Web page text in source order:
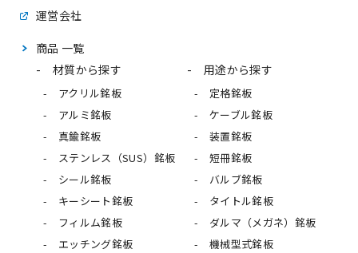
運営会社
商品 一覧
材質から探す
アクリル銘板
アルミ銘板
真鍮銘板
ステンレス（SUS）銘板
シール銘板
キーシート銘板
フィルム銘板
エッチング銘板
用途から探す
定格銘板
ケーブル銘板
装置銘板
短冊銘板
バルブ銘板
タイトル銘板
ダルマ（メガネ）銘板
機械型式銘板